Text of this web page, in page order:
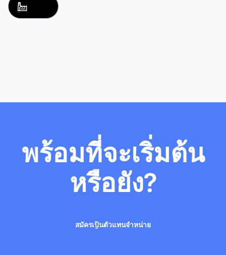
ชื่อโซลูชัน
พร้อมที่จะเริ่มต้น
หรือยัง?
สมัครเป็นตัวแทนจำหน่าย